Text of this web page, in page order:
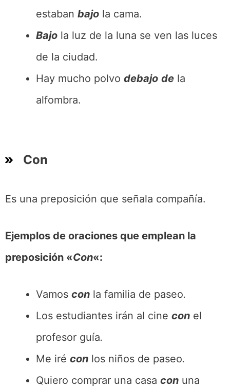
estaban bajo la cama.
Bajo la luz de la luna se ven las luces
de la ciudad.
Hay mucho polvo debajo de la
alfombra.
Con
Es una preposición que señala compañía.
Ejemplos de oraciones que emplean la
preposición «Con«:
Vamos con la familia de paseo.
Los estudiantes irán al cine con el
profesor guía.
Me iré con los niños de paseo.
Quiero comprar una casa con una